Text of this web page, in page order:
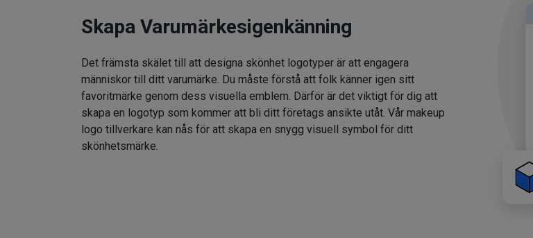
Skapa Varumärkesigenkänning
Det främsta skälet till att designa skönhet logotyper är att engagera
människor till ditt varumärke. Du måste förstå att folk känner igen sitt
favoritmärke genom dess visuella emblem. Därför är det viktigt för dig att
skapa en logotyp som kommer att bli ditt företags ansikte utåt. Vår makeup
logo tillverkare kan nås för att skapa en snygg visuell symbol för ditt
skönhetsmärke.